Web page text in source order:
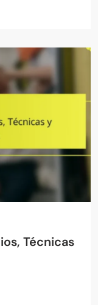
Técnicas